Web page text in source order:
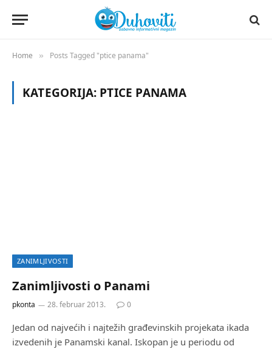
Home » Posts Tagged "ptice panama"
KATEGORIJA: PTICE PANAMA
ZANIMLJIVOSTI
Zanimljivosti o Panami
pkonta 28. februar 2013. 0
Jedan od najvećih i najtežih građevinskih projekata ikada
izvedenih je Panamski kanal. Iskopan je u periodu od